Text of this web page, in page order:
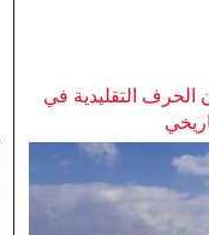
الحرف التقليدية في